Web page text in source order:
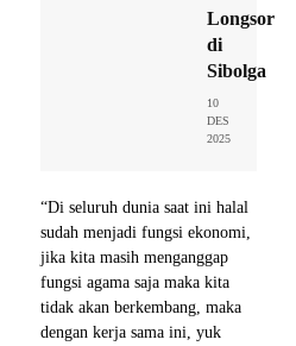
Longsor
di
Sibolga
10
DES
2025
“Di seluruh dunia saat ini halal
sudah menjadi fungsi ekonomi,
jika kita masih menganggap
fungsi agama saja maka kita
tidak akan berkembang, maka
dengan kerja sama ini, yuk